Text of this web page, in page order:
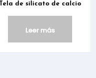
Tela de silicato de calcio
Leer más